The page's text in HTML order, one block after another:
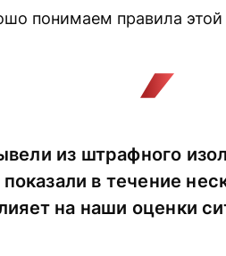
понимаем правила этой
из штрафного
в течение
на наши оценки